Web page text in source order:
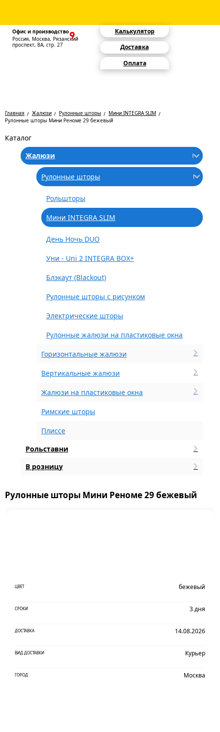
Офис и производство
Россия, Москва, Рязанский
проспект, 8А, стр. 27
Калькулятор
Доставка
Оплата
Главная Жалюзи Рулонные шторы
Мини INTEGRA SLIM
Рулонные шторы Мини Реноме 29 бежевый
Каталог
Жалюзи
Рулонные шторы
Рольшторы
Мини INTEGRA SLIM
День Ночь DUO
Уни - Uni 2 INTEGRA BOX+
Блэкаут (Blackout)
Рулонные шторы с рисунком
Электрические шторы
Рулонные жалюзи на пластиковые окна
Горизонтальные жалюзи
Вертикальные жалюзи
Жалюзи на пластиковые окна
Римские шторы
Плиссе
Рольставни
В розницу
Рулонные шторы Мини Реноме 29 бежевый
ЦВЕТ бежевый
СРОКИ 3 дня
ДОСТАВКА 14.08.2026
ВИД ДОСТАВКИ Курьер
ГОРОД Москва